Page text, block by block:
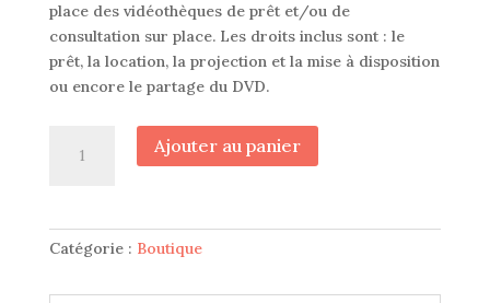
place des vidéothèques de prêt et/ou de
consultation sur place. Les droits inclus sont : le
prêt, la location, la projection et la mise à disposition
ou encore le partage du DVD.
institution
Ajouter au panier
Catégorie : Boutique